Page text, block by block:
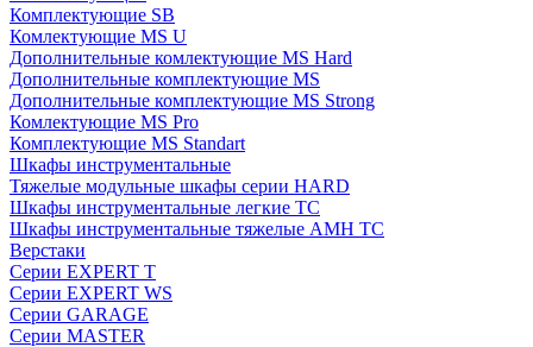
Комплектующие SB
Комлектующие MS U
Дополнительные комлектующие MS Hard
Дополнительные комплектующие MS
Дополнительные комплектующие MS Strong
Комлектующие MS Pro
Комплектующие MS Standart
Шкафы инструментальные
Тяжелые модульные шкафы серии HARD
Шкафы инструментальные легкие ТС
Шкафы инструментальные тяжелые AMH TC
Верстаки
Серии EXPERT T
Серии EXPERT WS
Серии GARAGE
Серии MASTER